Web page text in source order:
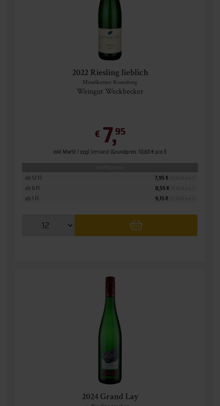
2022 Riesling lieblich
Moselkerner Rosenberg
Weingut Weckbecker
€ 7,95
inkl. MwSt. / zzgl.Versand (Grundpreis: 10,60 € pro l)
ab 1 Fl. 9,15 €
ab 6 Fl. 8,55 €
ab 12 Fl. 7,95 €
2024 Grand Lay